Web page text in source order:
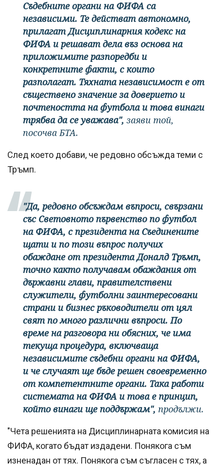
Съдебните органи на ФИФА са
независими. Те действат автономно,
прилагат Дисциплинарния кодекс на
ФИФА и решават дела въз основа на
приложимите разпоредби и
конкретните факти, с които
разполагат. Тяхната независимост е от
съществено значение за доверието и
почтеността на футбола и това винаги
трябва да се уважава", заяви той,
посочва БТА.
След което добави, че редовно обсъжда теми с
Тръмп.
"Да, редовно обсъждам въпроси, свързани
със Световното първенство по футбол
на ФИФА, с президента на Съединените
щати и по този въпрос получих
обаждане от президента Доналд Тръмп,
точно както получавам обаждания от
държавни глави, правителствени
служители, футболни заинтересовани
страни и бизнес ръководители от цял ​​
свят по много различни въпроси. По
време на разговора ни обясних, че има
текуща процедура, включваща
независимите съдебни органи на ФИФА,
и че случаят ще бъде решен своевременно
от компетентните органи. Така работи
системата на ФИФА и това е принцип,
който винаги ще поддържам", продължи.
"Чета решенията на Дисциплинарната комисия на
ФИФА, когато бъдат издадени. Понякога съм
изненадан от тях. Понякога съм съгласен с тях, а